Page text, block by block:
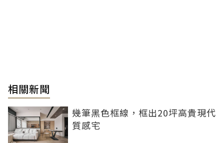
相關新聞
幾筆黑色框線，框出20坪高貴現代
質感宅